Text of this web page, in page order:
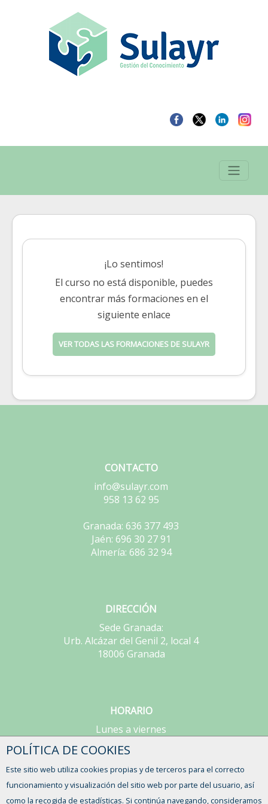
¡Lo sentimos!
El curso no está disponible, puedes
encontrar más formaciones en el
siguiente enlace
VER TODAS LAS FORMACIONES DE SULAYR
CONTACTO
info@sulayr.com
958 13 62 95
Granada: 636 377 493
Jaén: 696 30 27 91
Almería: 686 32 94
DIRECCIÓN
Sede Granada:
Urb. Alcázar del Genil 2, local 4
18006 Granada
HORARIO
Lunes a viernes
CONTACTO
POLÍTICA DE COOKIES
Este sitio web utiliza cookies propias y de terceros para el correcto
funcionamiento y visualización del sitio web por parte del usuario, así
como la recogida de estadísticas. Si continúa navegando, consideramos